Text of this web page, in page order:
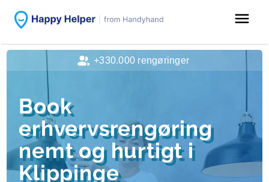
menu
Book
erhvervsrengøring
nemt og hurtigt i
Klippinge
+330.000 rengøringer